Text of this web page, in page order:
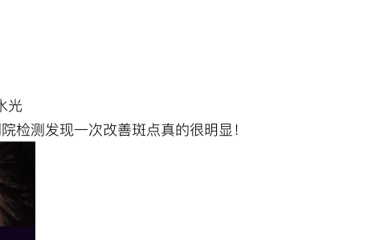
光
检测发现一次改善斑点真的很明显！